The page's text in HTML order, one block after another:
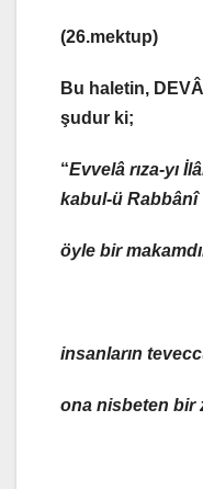
(26.mektup)
Bu haletin,
şudur ki;
“Evvelâ rıza-yı
kabul-ü Rabbânî
öyle bir
insanların
ona nisbeten bir